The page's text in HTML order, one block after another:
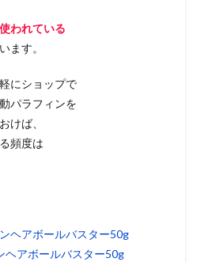
われている
ます。
にショップで
パラフィンを
けば、
頻度は
ヘアボールバスター50g
ヘアボールバスター50g